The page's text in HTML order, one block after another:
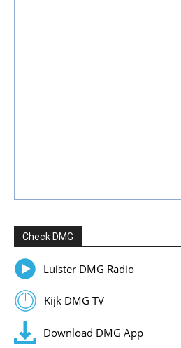
Check DMG
Luister DMG Radio
Kijk DMG TV
Download DMG App